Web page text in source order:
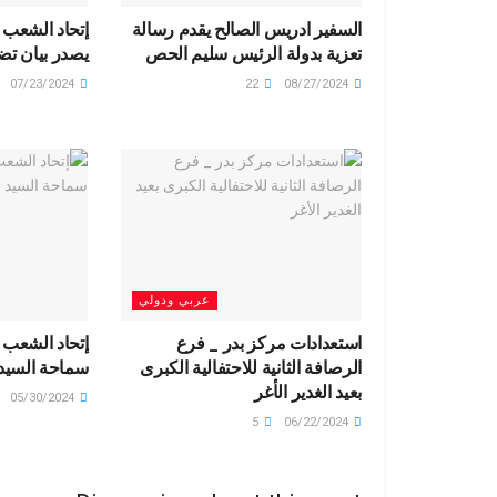
السفير ادريس الصالح يقدم رسالة
تعزية بدولة الرئيس سليم الحص
22
إتحاد
يصدر بيان
عربي ودولي
استعدادات مركز بدر _ فرع
الرصافة الثانية للاحتفالية الكبرى
بعيد الغدير الأغر
إتحاد
سماحة